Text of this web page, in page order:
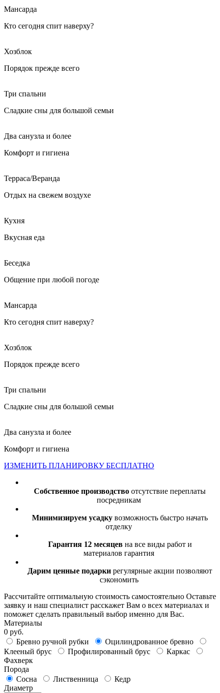
Мансарда
Кто сегодня спит наверху?
Хозблок
Порядок прежде всего
Три спальни
Сладкие сны для большой семьи
Два санузла и более
Комфорт и гигиена
Терраса/Веранда
Отдых на свежем воздухе
Кухня
Вкусная еда
Беседка
Общение при любой погоде
Мансарда
Кто сегодня спит наверху?
Хозблок
Порядок прежде всего
Три спальни
Сладкие сны для большой семьи
Два санузла и более
Комфорт и гигиена
ИЗМЕНИТЬ ПЛАНИРОВКУ БЕСПЛАТНО
Собственное производство отсутствие переплаты
посредникам
Минимизируем усадку возможность быстро начать
отделку
Гарантия 12 месяцев на все виды работ и
материалов гарантия
Дарим ценные подарки регулярные акции позволяют
сэкономить
Рассчитайте оптимальную стоимость самостоятельно Оставьте
заявку и наш специалист расскажет Вам о всех материалах и
поможет сделать правильный выбор именно для Вас.
Материалы
0 руб.
Бревно ручной рубки
Оцилиндрованное бревно
Клееный брус
Профилированный брус
Каркас
Фахверк
Порода
Сосна
Лиственница
Кедр
Диаметр